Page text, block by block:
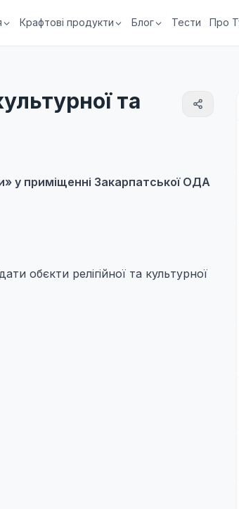
Крафтові продукти Блог Тести Про
та
у приміщенні Закарпатської ОДА
обєкти релігійної та культурної